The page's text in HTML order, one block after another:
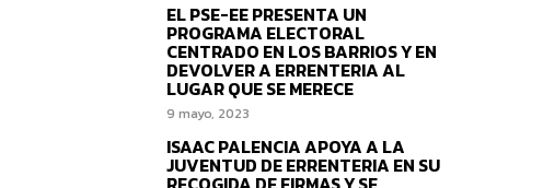
EL PSE-EE PRESENTA UN
PROGRAMA ELECTORAL
CENTRADO EN LOS BARRIOS Y EN
DEVOLVER A ERRENTERIA AL
LUGAR QUE SE MERECE
9 mayo, 2023
ISAAC PALENCIA APOYA A LA
JUVENTUD DE ERRENTERIA EN SU